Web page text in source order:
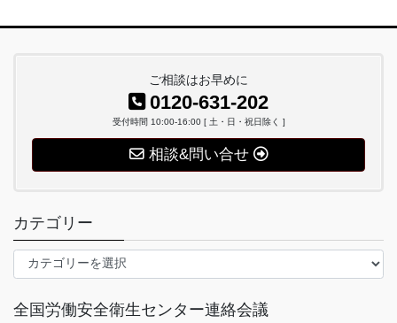
ご相談はお早めに
0120-631-202
受付時間 10:00-16:00 [ 土・日・祝日除く ]
相談&問い合せ
カテゴリー
テ
リ
全国労働安全衛生センター連絡会議